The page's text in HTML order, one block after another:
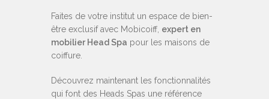
Faites de votre institut un espace de bien-
être exclusif avec Mobicoiff, expert en
mobilier Head Spa pour les maisons de
coiffure.
Découvrez maintenant les fonctionnalités
qui font des Heads Spas une référence